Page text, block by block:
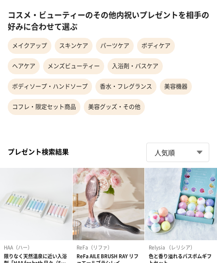
コスメ・ビューティーのその他内祝いプレゼントを相手の
好みに合わせて選ぶ
メイクアップ スキンケア パーツケア ボディケア
ヘアケア メンズビューティー 入浴剤・バスケア
ボディソープ・ハンドソープ 香水・フレグランス 美容機器
コフレ・限定セット商品 美容グッズ・その他
プレゼント検索結果